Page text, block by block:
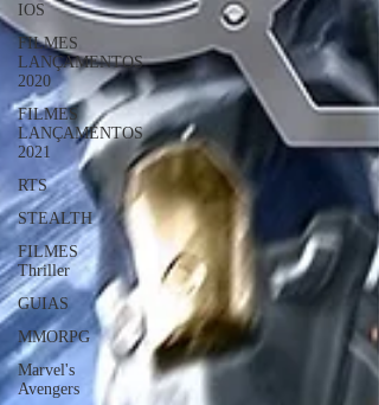
IOS
FILMES
LANÇAMENTOS
2020
FILMES
LANÇAMENTOS
2021
RTS
STEALTH
FILMES
Thriller
GUIAS
MMORPG
Marvel's
Avengers